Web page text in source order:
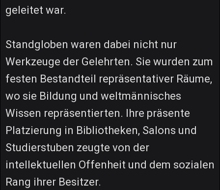
geleitet war.
Standgloben waren dabei nicht nur
Werkzeuge der Gelehrten. Sie wurden zum
festen Bestandteil repräsentativer Räume,
wo sie Bildung und weltmännisches
Wissen repräsentierten. Ihre präsente
Platzierung in Bibliotheken, Salons und
Studierstuben zeugte von der
intellektuellen Offenheit und dem sozialen
Rang ihrer Besitzer.